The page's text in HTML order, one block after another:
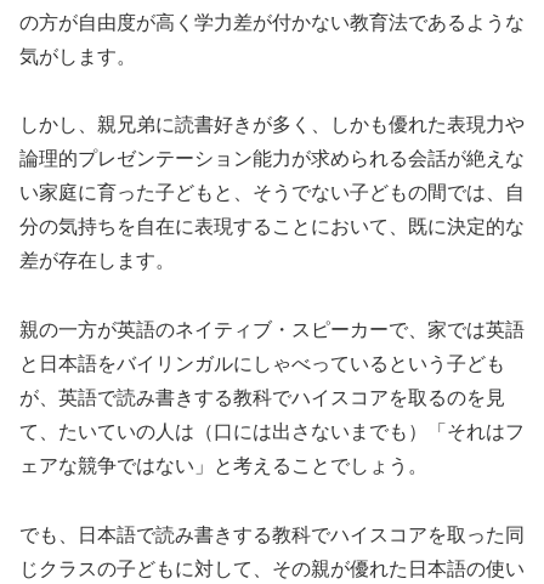
の方が自由度が高く学力差が付かない教育法であるような
気がします。
しかし、親兄弟に読書好きが多く、しかも優れた表現力や
論理的プレゼンテーション能力が求められる会話が絶えな
い家庭に育った子どもと、そうでない子どもの間では、自
分の気持ちを自在に表現することにおいて、既に決定的な
差が存在します。
親の一方が英語のネイティブ・スピーカーで、家では英語
と日本語をバイリンガルにしゃべっているという子ども
が、英語で読み書きする教科でハイスコアを取るのを見
て、たいていの人は（口には出さないまでも）「それはフ
ェアな競争ではない」と考えることでしょう。
でも、日本語で読み書きする教科でハイスコアを取った同
じクラスの子どもに対して、その親が優れた日本語の使い